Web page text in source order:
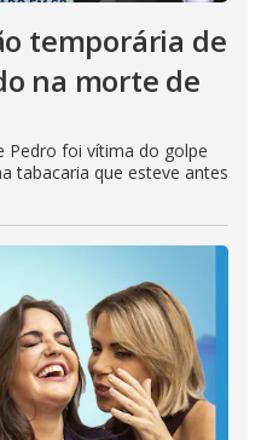
temporária de
na morte de
Pedro foi vítima do golpe
tabacaria que esteve antes